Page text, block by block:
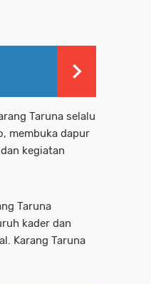
Taruna selalu
membuka dapur
kegiatan
Taruna
kader dan
Karang Taruna